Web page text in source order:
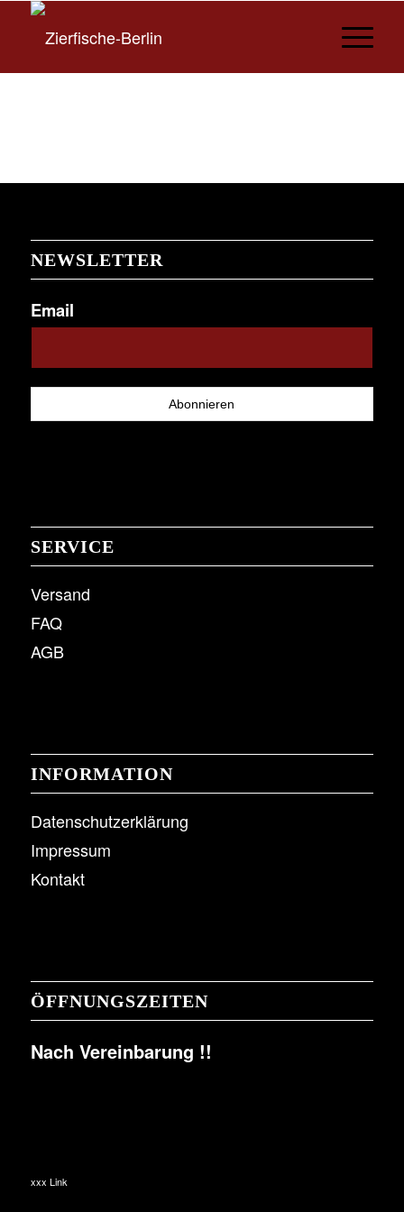
NEWSLETTER
Email
SERVICE
Versand
FAQ
AGB
INFORMATION
Datenschutzerklärung
Impressum
Kontakt
ÖFFNUNGSZEITEN
Nach Vereinbarung !!
xxx Link